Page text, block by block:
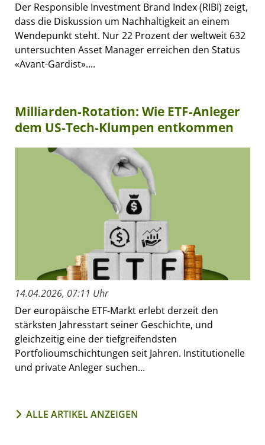
Der Responsible Investment Brand Index (RIBI) zeigt,
dass die Diskussion um Nachhaltigkeit an einem
Wendepunkt steht. Nur 22 Prozent der weltweit 632
untersuchten Asset Manager erreichen den Status
«Avant-Gardist»....
Milliarden-Rotation: Wie ETF-Anleger
dem US-Tech-Klumpen entkommen
14.04.2026, 07:11 Uhr
Der europäische ETF-Markt erlebt derzeit den
stärksten Jahresstart seiner Geschichte, und
gleichzeitig eine der tiefgreifendsten
Portfolioumschichtungen seit Jahren. Institutionelle
und private Anleger suchen...
ALLE ARTIKEL ANZEIGEN